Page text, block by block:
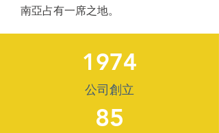
南亞占有一席之地。
1974
公司創立
85